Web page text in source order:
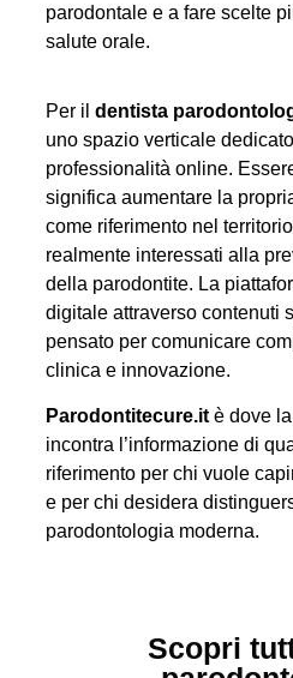
parodontale e a fare scelte
salute orale.
Per ildentista
uno spazio verticale
professionalità online.
significa aumentare la
come riferimento nel
realmente interessati alla
della parodontite. La
digitale attraverso contenuti
pensato per comunicare
clinica e innovazione.
Parodontitecure.it è dove
incontra l’informazione di
riferimento per chi vuole
e per chi desidera
parodontologia moderna.
Scopri